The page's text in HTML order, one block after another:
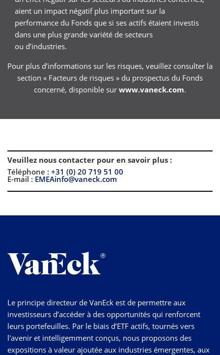
aient un impact négatif plus important sur la
performance du Fonds que si ses actifs étaient investis
dans une plus grande variété de secteurs
ou d’industries.
Pour plus d’informations sur les risques, veuillez consulter la
section « Facteurs de risques » du prospectus du Fonds
concerné, disponible sur www.vaneck.com.
Veuillez nous contacter pour en savoir plus :
Téléphone : +31 (0) 20 719 51 00
E-mail : EMEAinfo@vaneck.com
Le principe directeur de VanEck est de permettre aux
investisseurs d’accéder à des opportunités qui renforcent
leurs portefeuilles. Par le biais d’ETF actifs, tournés vers
l'avenir et intelligemment conçus, nous proposons des
expositions à valeur ajoutée aux industries émergentes, aux